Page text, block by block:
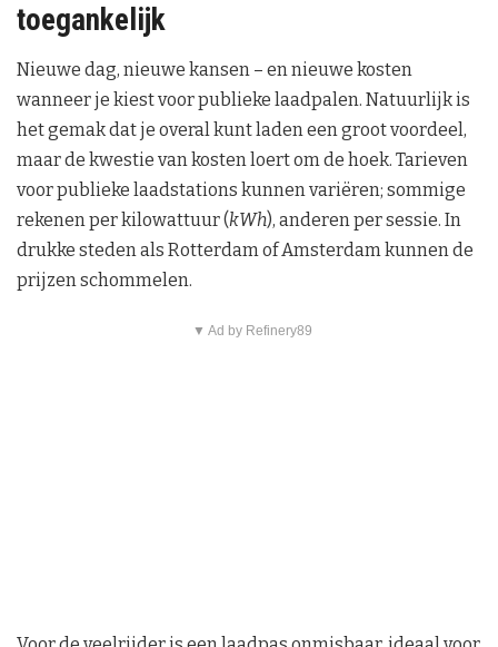
toegankelijk
Nieuwe dag, nieuwe kansen – en nieuwe kosten
wanneer je kiest voor publieke laadpalen. Natuurlijk is
het gemak dat je overal kunt laden een groot voordeel,
maar de kwestie van kosten loert om de hoek. Tarieven
voor publieke laadstations kunnen variëren; sommige
rekenen per kilowattuur (kWh), anderen per sessie. In
drukke steden als Rotterdam of Amsterdam kunnen de
prijzen schommelen.
▼ Ad by Refinery89